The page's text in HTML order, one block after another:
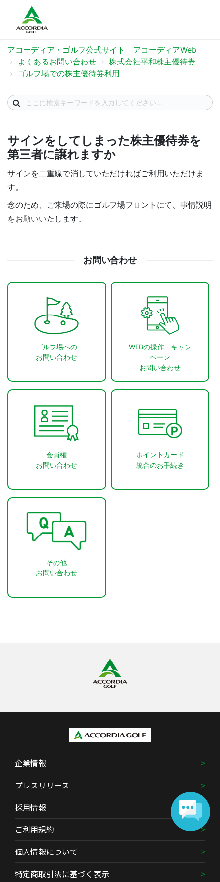
アコーディア・ゴルフ公式サイト アコーディアWeb
よくあるお問い合わせ
株式会社平和株主優待券
ゴルフ場での株主優待券利用
サインをしてしまった株主優待券を
第三者に譲れますか
サインを二重線で消していただければご利用いただけま
す。
念のため、ご来場の際にゴルフ場フロントにて、事情説明
をお願いいたします。
お問い合わせ
ゴルフ場への
お問い合わせ
WEBの操作・キャン
ペーン
お問い合わせ
会員権
お問い合わせ
ポイントカード
統合のお手続き
その他
お問い合わせ
企業情報
プレスリリース
採用情報
ご利用規約
個人情報について
特定商取引法に基づく表示